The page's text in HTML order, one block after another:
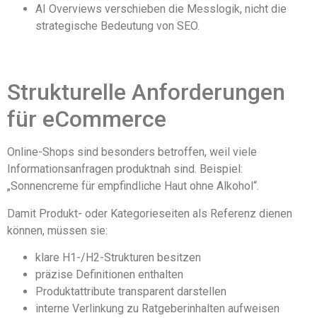
AI Overviews verschieben die Messlogik, nicht die
strategische Bedeutung von SEO.
Strukturelle Anforderungen
für eCommerce
Online-Shops sind besonders betroffen, weil viele
Informationsanfragen produktnah sind. Beispiel:
„Sonnencreme für empfindliche Haut ohne Alkohol“.
Damit Produkt- oder Kategorieseiten als Referenz dienen
können, müssen sie:
klare H1-/H2-Strukturen besitzen
präzise Definitionen enthalten
Produktattribute transparent darstellen
interne Verlinkung zu Ratgeberinhalten aufweisen